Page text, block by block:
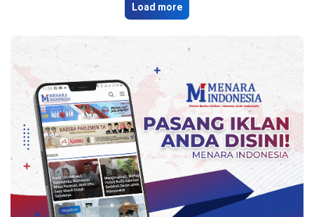
Load more